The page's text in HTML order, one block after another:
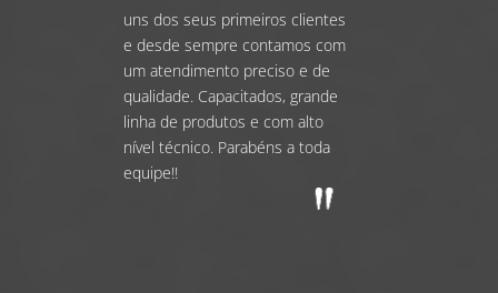
uns dos seus primeiros clientes
e desde sempre contamos com
um atendimento preciso e de
qualidade. Capacitados, grande
linha de produtos e com alto
nível técnico. Parabéns a toda
equipe!!